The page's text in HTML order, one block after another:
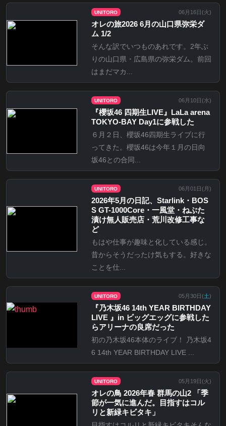
UNITORO 06月16日(火)
オレの旅2026 6月の山口県弥栄ダ
ム 1/2
そんな訳でいつものあれです。2年ぶ
りの山口県・広島県の弥栄ダム。前回
はまだマカ...
UNITORO 06月10日(水)
『櫻坂46 四期生LIVE』LaLa arena
TOKYO-BAY Day1に参戦した
６月２日、櫻坂46四期生ライブに行
ってきた。櫻坂46は今年１月の日向
坂46との合同...
UNITORO 06月01日( 月)
2026年5月の日記、Starlink・BOS
S GT-1000Core・一風堂・ねぶた
漬け無人販売店・荒川改修工事な
ど
もはや仕事が趣味と化している感じ。
昔からそうだったけ気もする。好きな
ことを仕...
UNITORO 05月30日(土)
『乃⽊坂46 14th YEAR BIRTHDAY
LIVE 』in ビッグエッグに参戦した
らアリーナの良席だった
初の乃木坂46本体のライブ！ 乃木坂4
6 14th YEAR BIRTHDAY LIVE ...
UNITORO 05月19日(火)
オレの鳥 2026年春 群馬の山2 「季
節が一気に進んだ。目指すはコル
リと新緑キビタキ」